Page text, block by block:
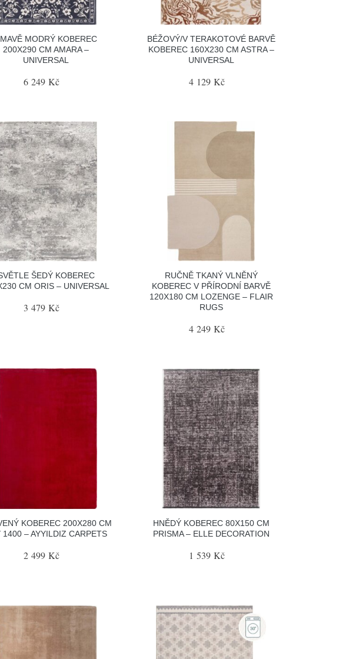
MODRÝ KOBEREC
200X290 CM AMARA –
UNIVERSAL
6 249 Kč
BÉŽOVÝ/V TERAKOTOVÉ BARVĚ
KOBEREC 160X230 CM ASTRA –
UNIVERSAL
4 129 Kč
ŠEDÝ KOBEREC
CM ORIS – UNIVERSAL
3 479 Kč
RUČNĚ TKANÝ VLNĚNÝ
KOBEREC V PŘÍRODNÍ BARVĚ
120X180 CM LOZENGE – FLAIR
RUGS
4 249 Kč
KOBEREC 200X280 CM
1400 – AYYILDIZ CARPETS
2 499 Kč
HNĚDÝ KOBEREC 80X150 CM
PRISMA – ELLE DECORATION
1 539 Kč